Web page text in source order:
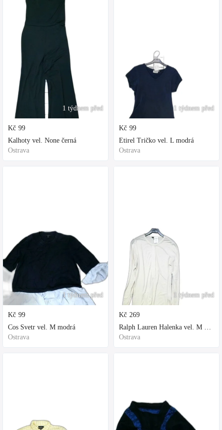
1 týdnem před
Kč 99
Kalhoty vel. None černá
Ostrava
1 týdnem před
Kč 99
Cos Svetr vel. M modrá
Ostrava
1 týdnem před
Kč 99
Etirel Tričko vel. L modrá
Ostrava
1 týdnem před
Kč 269
Ralph Lauren Halenka vel. M bílá
Ostrava